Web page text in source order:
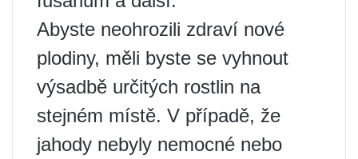
Abyste neohrozili zdraví nové
plodiny, měli byste se vyhnout
výsadbě určitých rostlin na
stejném místě. V případě, že
jahody nebyly nemocné nebo